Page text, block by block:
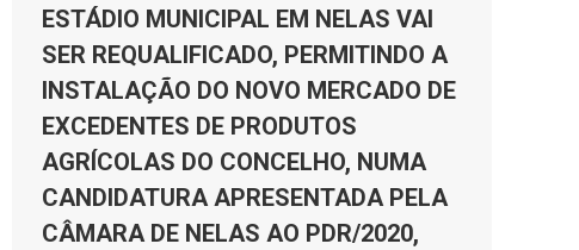
ESTÁDIO MUNICIPAL EM NELAS VAI
SER REQUALIFICADO, PERMITINDO A
INSTALAÇÃO DO NOVO MERCADO DE
EXCEDENTES DE PRODUTOS
AGRÍCOLAS DO CONCELHO, NUMA
CANDIDATURA APRESENTADA PELA
CÂMARA DE NELAS AO PDR/2020,